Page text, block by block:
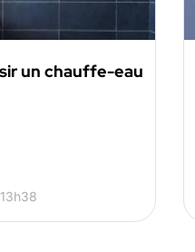
un chauffe-eau